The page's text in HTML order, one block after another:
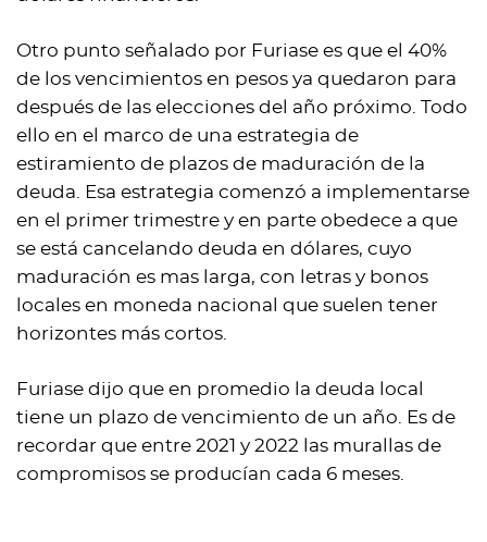
Otro punto señalado por Furiase es que el 40%
de los vencimientos en pesos ya quedaron para
después de las elecciones del año próximo. Todo
ello en el marco de una estrategia de
estiramiento de plazos de maduración de la
deuda. Esa estrategia comenzó a implementarse
en el primer trimestre y en parte obedece a que
se está cancelando deuda en dólares, cuyo
maduración es mas larga, con letras y bonos
locales en moneda nacional que suelen tener
horizontes más cortos.
Furiase dijo que en promedio la deuda local
tiene un plazo de vencimiento de un año. Es de
recordar que entre 2021 y 2022 las murallas de
compromisos se producían cada 6 meses.